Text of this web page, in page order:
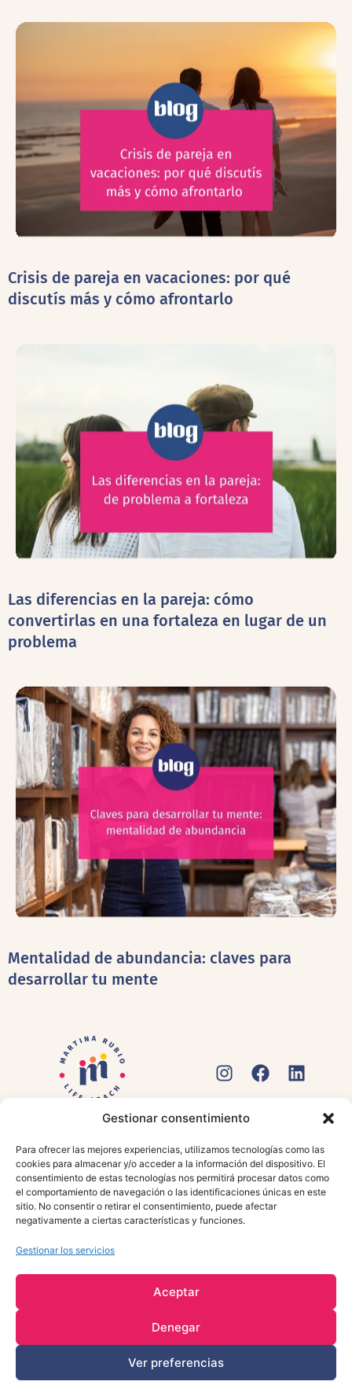
Gestionar consentimiento
Para ofrecer las mejores experiencias, utilizamos tecnologías como las
cookies para almacenar y/o acceder a la información del dispositivo. El
consentimiento de estas tecnologías nos permitirá procesar datos como
el comportamiento de navegación o las identificaciones únicas en este
sitio. No consentir o retirar el consentimiento, puede afectar
negativamente a ciertas características y funciones.
Gestionar los servicios
Aceptar
Denegar
Ver preferencias
Crisis de pareja en vacaciones: por qué
discutís más y cómo afrontarlo
Las diferencias en la pareja: cómo
convertirlas en una fortaleza en lugar de un
problema
Mentalidad de abundancia: claves para
desarrollar tu mente
© 2024 Martina Rubio. Todos los derechos reservados |Diseño
web: vorágine.